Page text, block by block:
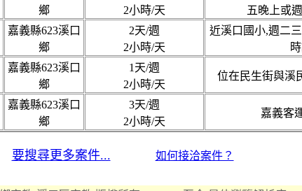
鄉
2小時/天
五晚上或
嘉義縣623溪口
鄉
2天/週
2小時/天
近溪口國小,週二
嘉義縣623溪口
鄉
1天/週
2小時/天
位在民生街與溪
嘉義縣623溪口
鄉
3天/週
2小時/天
嘉義客
要搜尋更多案件... 如何接洽案件？